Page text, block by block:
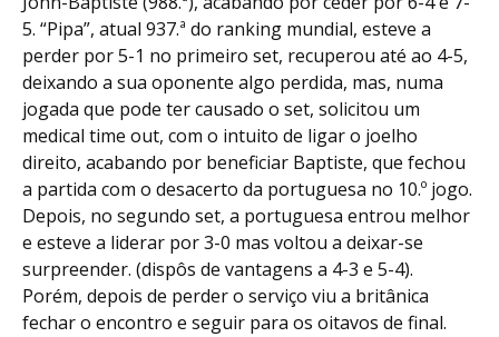
5. “Pipa”, atual 937.ª do ranking mundial, esteve a
perder por 5-1 no primeiro set, recuperou até ao 4-5,
deixando a sua oponente algo perdida, mas, numa
jogada que pode ter causado o set, solicitou um
medical time out, com o intuito de ligar o joelho
direito, acabando por beneficiar Baptiste, que fechou
a partida com o desacerto da portuguesa no 10.º jogo.
Depois, no segundo set, a portuguesa entrou melhor
e esteve a liderar por 3-0 mas voltou a deixar-se
surpreender. (dispôs de vantagens a 4-3 e 5-4).
Porém, depois de perder o serviço viu a britânica
fechar o encontro e seguir para os oitavos de final.